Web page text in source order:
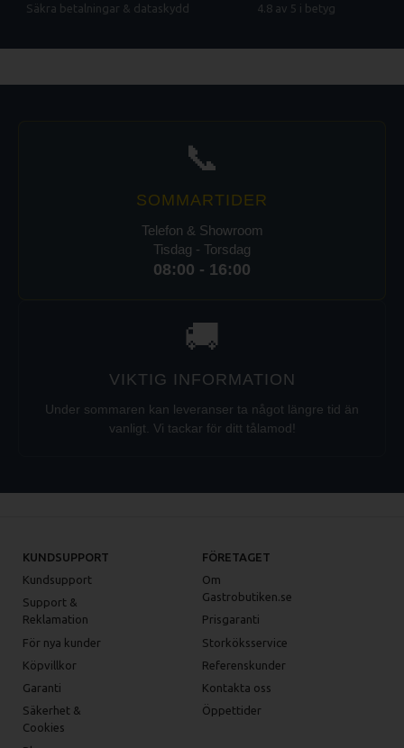
Säkra betalningar & dataskydd 4.8 av 5 i betyg
📞
SOMMARTIDER
Telefon & Showroom
Tisdag - Torsdag
08:00 - 16:00
🚚
VIKTIG INFORMATION
Under sommaren kan leveranser ta något längre tid än
vanligt. Vi tackar för ditt tålamod!
KUNDSUPPORT
Kundsupport
Support &
Reklamation
För nya kunder
Köpvillkor
Garanti
Säkerhet &
Cookies
FÖRETAGET
Om
Gastrobutiken.se
Prisgaranti
Storköksservice
Referenskunder
Kontakta oss
Öppettider